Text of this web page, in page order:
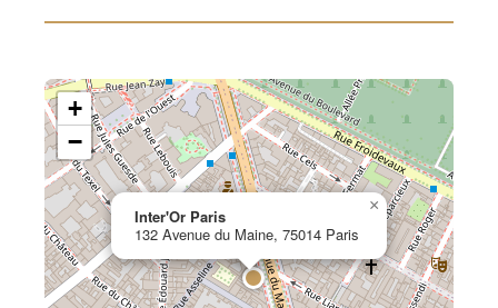
Inter'Or Paris
132 Avenue du Maine, 75014 Paris
×
+
−